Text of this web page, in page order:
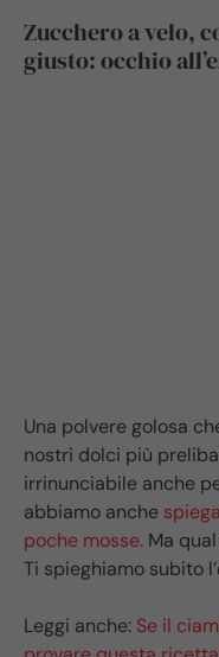
Zucchero a velo,
giusto: occhio
Una polvere golosa
nostri dolci più
irrinunciabile anche
abbiamo anche
poche mosse. Ma
Ti spieghiamo subito
Leggi anche: Se il